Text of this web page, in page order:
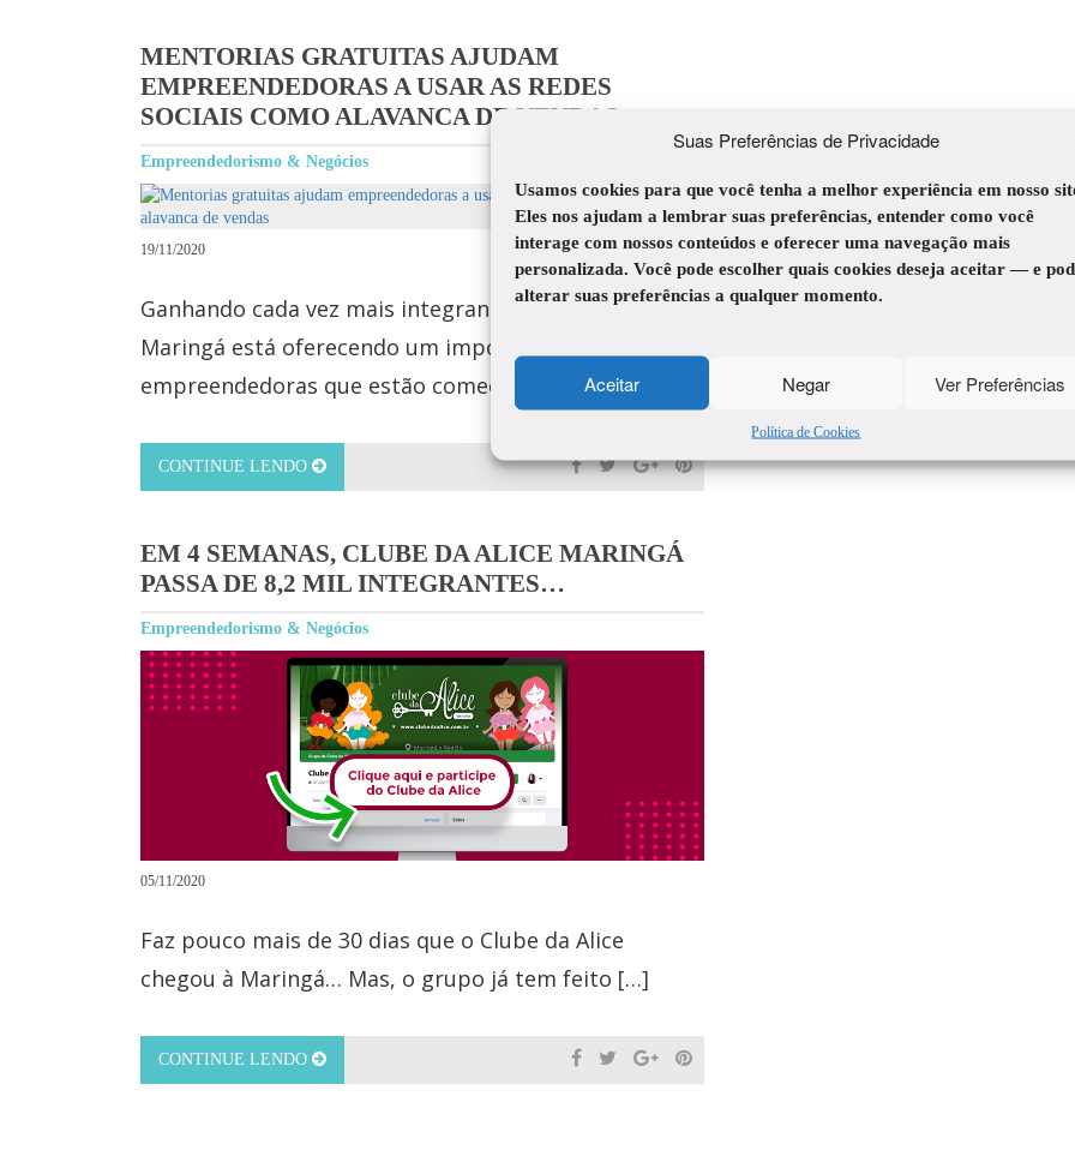
Suas Preferências de Privacidade
Usamos cookies para que você tenha a melhor experiência em nosso
Eles nos ajudam a lembrar suas preferências, entender como você
interage com nossos conteúdos e oferecer uma navegação mais
personalizada. Você pode escolher quais cookies deseja aceitar — e
alterar suas preferências a qualquer momento.
Aceitar Negar Ver Preferências
Política de Cookies
MENTORIAS GRATUITAS AJUDAM
EMPREENDEDORAS A USAR AS REDES
SOCIAIS COMO ALAVANCA DE VENDAS
Empreendedorismo & Negócios
19/11/2020
Ganhando cada vez mais integrantes, o Clube da Alice
Maringá está oferecendo um importante apoio às
empreendedoras que estão começando […]
CONTINUE LENDO
EM 4 SEMANAS, CLUBE DA ALICE MARINGÁ
PASSA DE 8,2 MIL INTEGRANTES…
Empreendedorismo & Negócios
05/11/2020
Faz pouco mais de 30 dias que o Clube da Alice
chegou à Maringá… Mas, o grupo já tem feito […]
CONTINUE LENDO